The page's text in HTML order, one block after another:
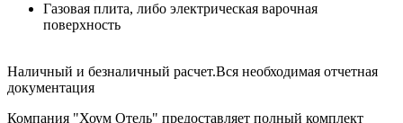
Газовая плита, либо электрическая варочная
поверхность
Наличный и безналичный расчет.Вся необходимая отчетная
документация
Компания "Хоум Отель" предоставляет полный комплект